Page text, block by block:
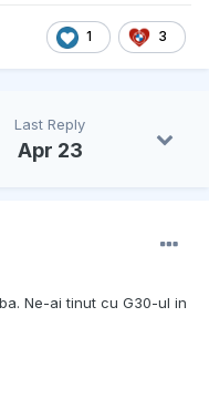
1 3
Last Reply
Apr 23
Ne-ai tinut cu G30-ul in